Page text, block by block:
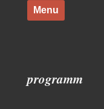
Menu
programm